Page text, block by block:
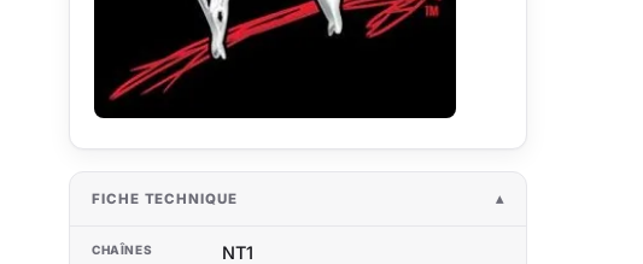
FICHE TECHNIQUE
CHAÎNES
NT1